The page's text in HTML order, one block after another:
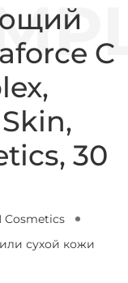
C
30
Cosmetics
сухой кожи